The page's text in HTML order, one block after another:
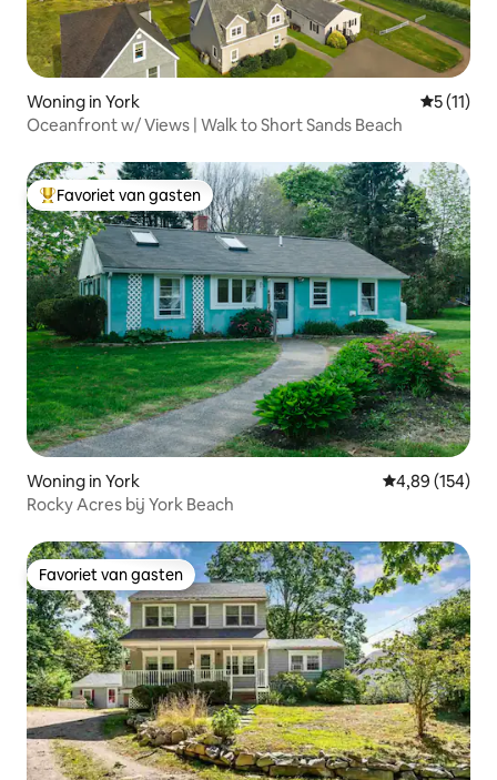
Woning in York
5 (11)
Oceanfront w/ Views | Walk to Short Sands Beach
Topfavoriet van gasten
Favoriet van gasten
Woning in York Gemiddelde
4,89 (154)
Rocky Acres bij York Beach
Favoriet van gasten
Favoriet van gasten